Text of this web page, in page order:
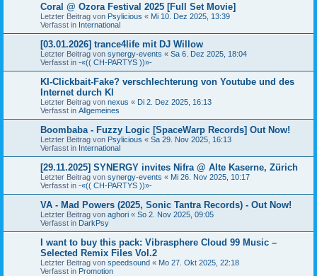
Coral @ Ozora Festival 2025 [Full Set Movie]
Letzter Beitrag von Psylicious « Mi 10. Dez 2025, 13:39
Verfasst in International
[03.01.2026] trance4life mit DJ Willow
Letzter Beitrag von synergy-events « Sa 6. Dez 2025, 18:04
Verfasst in -«(( CH-PARTYS ))»-
KI-Clickbait-Fake? verschlechterung von Youtube und des
Internet durch KI
Letzter Beitrag von nexus « Di 2. Dez 2025, 16:13
Verfasst in Allgemeines
Boombaba - Fuzzy Logic [SpaceWarp Records] Out Now!
Letzter Beitrag von Psylicious « Sa 29. Nov 2025, 16:13
Verfasst in International
[29.11.2025] SYNERGY invites Nifra @ Alte Kaserne, Zürich
Letzter Beitrag von synergy-events « Mi 26. Nov 2025, 10:17
Verfasst in -«(( CH-PARTYS ))»-
VA - Mad Powers (2025, Sonic Tantra Records) - Out Now!
Letzter Beitrag von aghori « So 2. Nov 2025, 09:05
Verfasst in DarkPsy
I want to buy this pack: Vibrasphere Cloud 99 Music –
Selected Remix Files Vol.2
Letzter Beitrag von speedsound « Mo 27. Okt 2025, 22:18
Verfasst in Promotion